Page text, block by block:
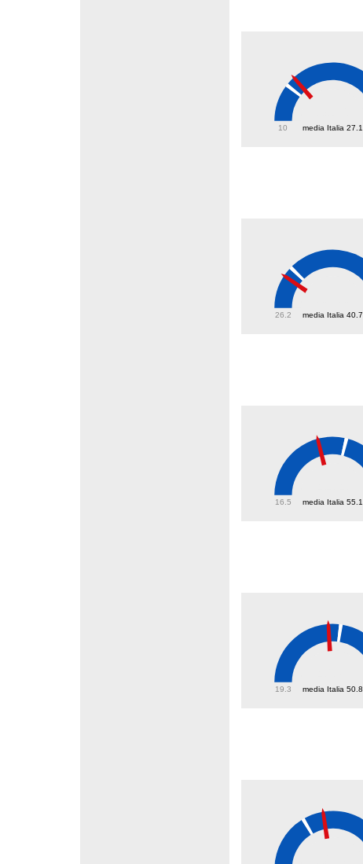
media Italia 27.1
10
media Italia 40.7
26.2
media Italia 55.1
16.5
media Italia 50.8
19.3